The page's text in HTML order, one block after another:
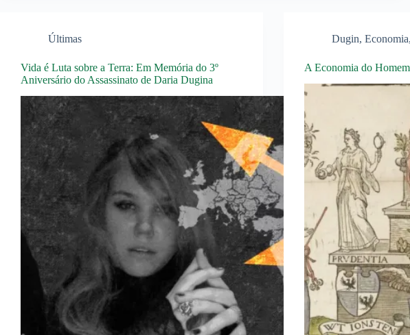
Últimas
Vida é Luta sobre a Terra: Em Memória do 3º
Aniversário do Assassinato de Daria Dugina
Dugin,Economia
A Economia do